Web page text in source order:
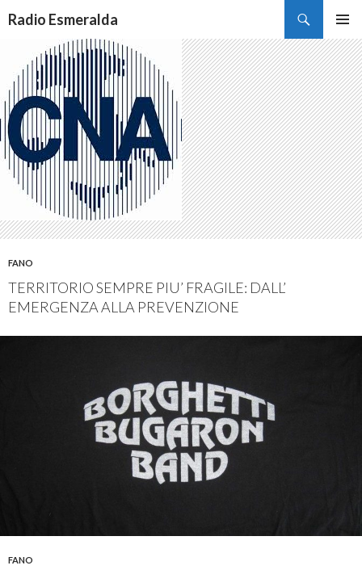
Radio Esmeralda
MENU
CONTENUTO
FANO
TERRITORIO SEMPRE PIU’ FRAGILE: DALL’
EMERGENZA ALLA PREVENZIONE
FANO